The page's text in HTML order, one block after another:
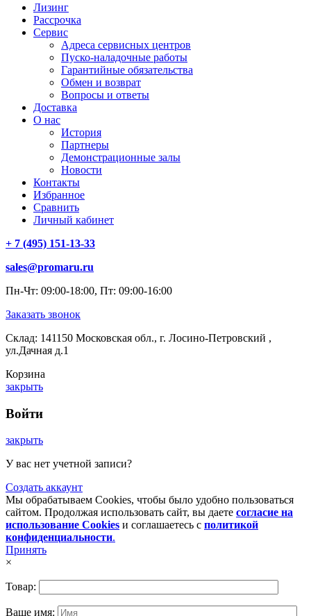
Лизинг
Рассрочка
Сервис
Адреса сервисных центров
Пуско-наладочные работы
Гарантийные обязательства
Обмен и возврат
Вопросы и ответы
Доставка
О нас
История
Партнеры
Демонстрационные залы
Новости
Контакты
Избранное
Сравнить
Личный кабинет
+ 7 (495) 151-13-33
sales@promaru.ru
Пн-Чт: 09:00-18:00, Пт: 09:00-16:00
Заказать звонок
Склад: 141150 Московская обл., г. Лосино-Петровский ,
ул.Дачная д.1
Корзина
закрыть
Войти
закрыть
У вас нет учетной записи?
Создать аккаунт
Мы обрабатываем Cookies, чтобы было удобно пользоваться
сайтом. Продолжая использовать сайт, вы даете согласие на
использование Cookies и соглашаетесь с политикой
конфиденциальности.
Принять
×
Товар:
Ваше имя: